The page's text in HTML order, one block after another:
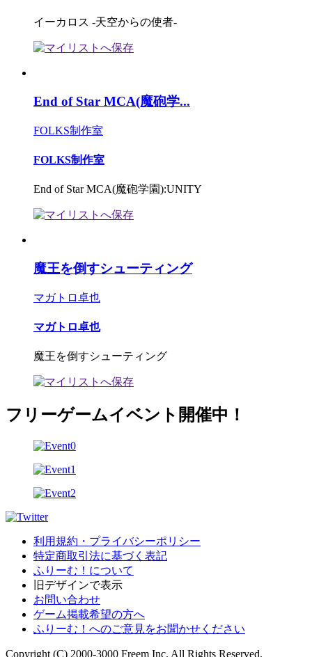
イーカロス -天空からの使者-
End of Star MCA(魔砲学...
FOLKS制作室
FOLKS制作室
End of Star MCA(魔砲学園):UNITY
魔王を倒すシューティング
マガトロ卓也
マガトロ卓也
魔王を倒すシューティング
フリーゲームイベント開催中！
利用規約・プライバシーポリシー
特定商取引法に基づく表記
ふりーむ！について
旧デザインで表示
お問い合わせ
ゲーム掲載希望の方へ
ふりーむ！へのご意見をお聞かせください
Copyright (C) 2000-3000 Freem Inc. All Rights Reserved.